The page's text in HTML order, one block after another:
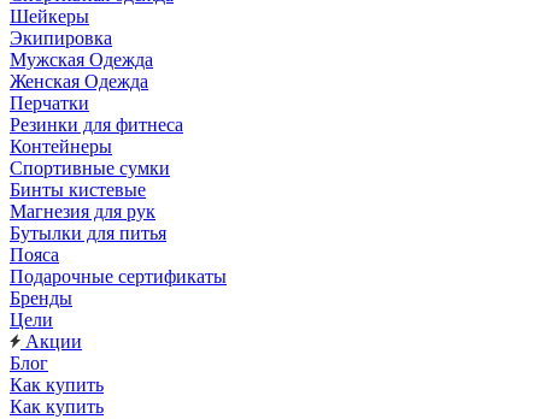
Шейкеры
Экипировка
Мужская Одежда
Женская Одежда
Перчатки
Резинки для фитнеса
Контейнеры
Спортивные сумки
Бинты кистевые
Магнезия для рук
Бутылки для питья
Пояса
Подарочные сертификаты
Бренды
Цели
Акции
Блог
Как купить
Как купить